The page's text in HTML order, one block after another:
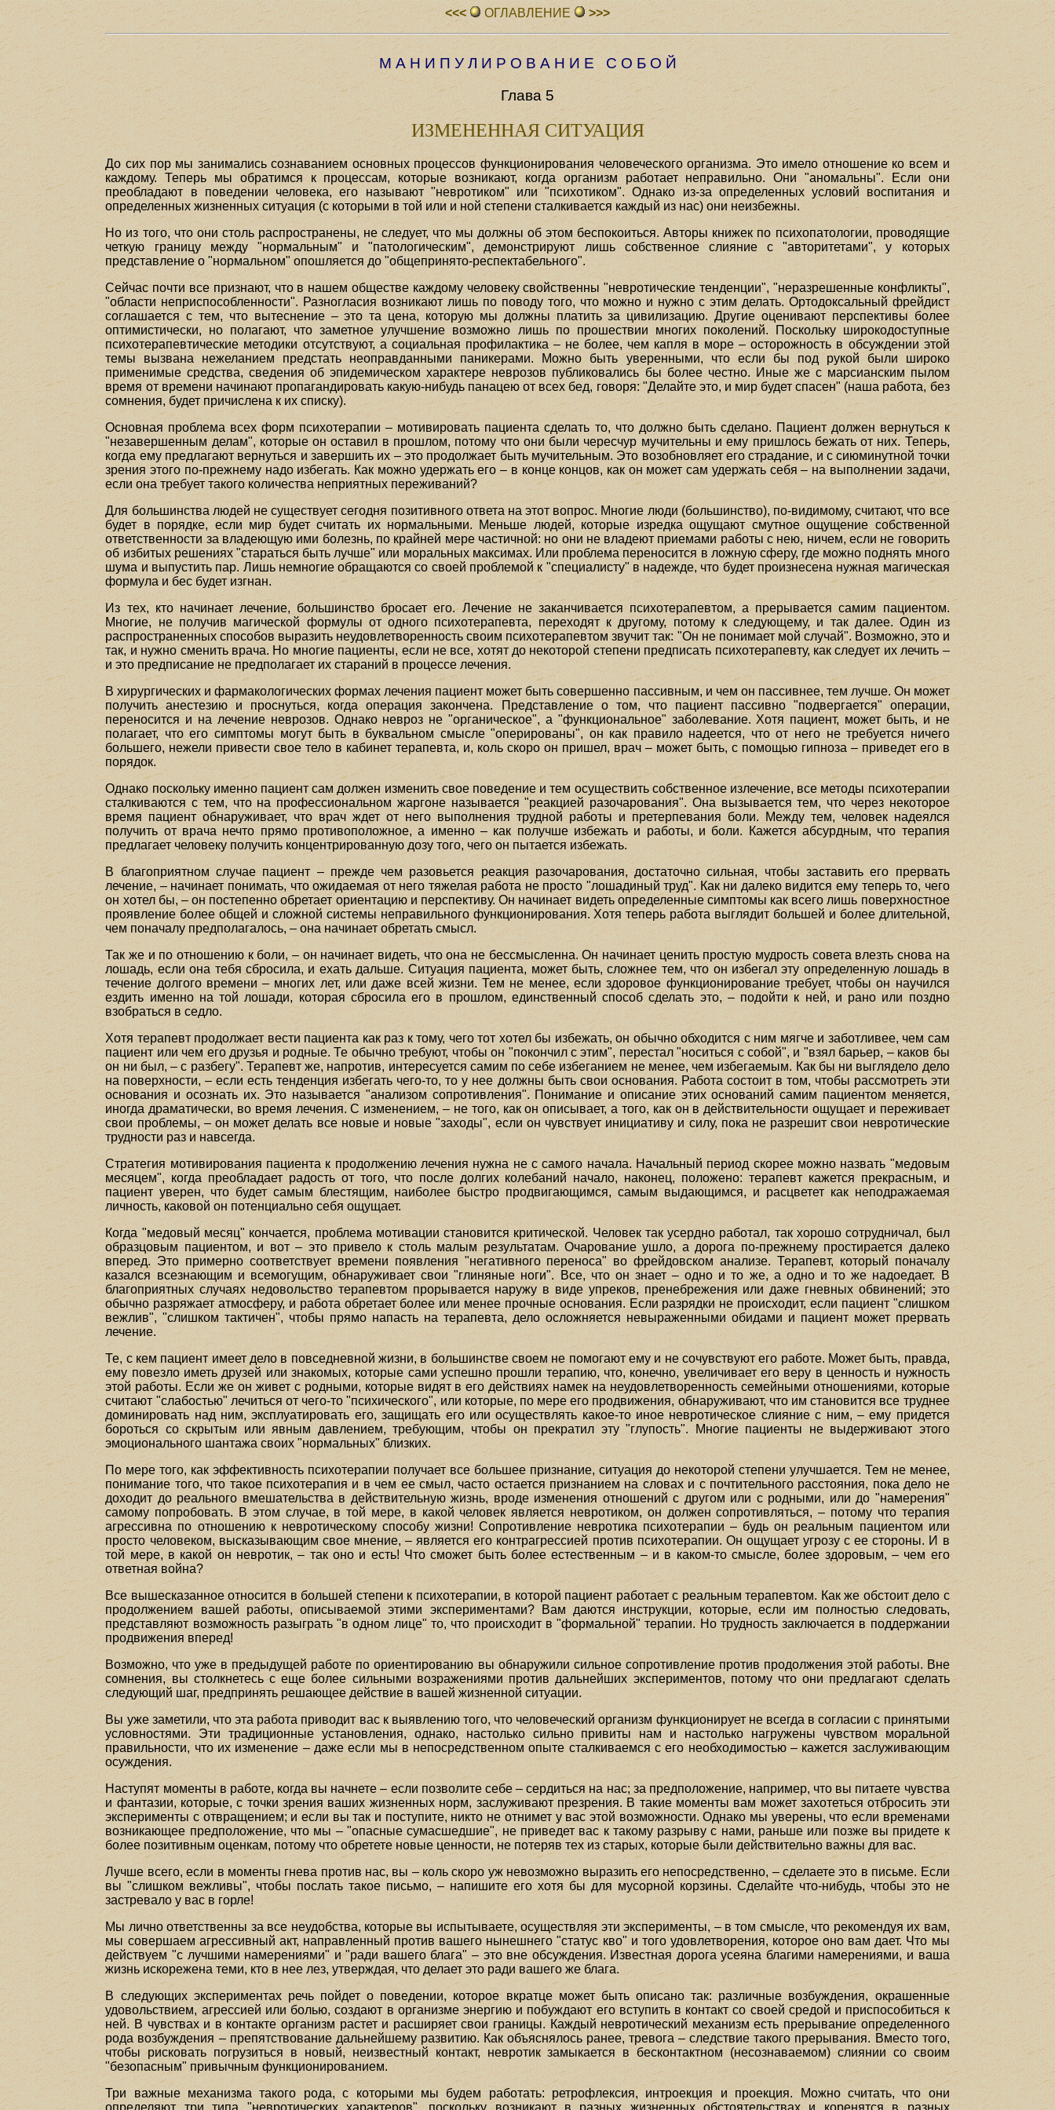
<<< ОГЛАВЛЕHИЕ >>>
М А Н И П У Л И Р О В А Н И Е С О Б О Й
Глава 5
ИЗМЕНЕННАЯ СИТУАЦИЯ
До сих пор мы занимались сознаванием основных процессов функционирования человеческого организма. Это имело отношение ко всем и
каждому. Теперь мы обратимся к процессам, которые возникают, когда организм работает неправильно. Они "аномальны". Если они
преобладают в поведении человека, его называют "невротиком" или "психотиком". Однако из-за определенных условий воспитания и
определенных жизненных ситуация (с которыми в той или и ной степени сталкивается каждый из нас) они неизбежны.
Но из того, что они столь распространены, не следует, что мы должны об этом беспокоиться. Авторы книжек по психопатологии, проводящие
четкую границу между "нормальным" и "патологическим", демонстрируют лишь собственное слияние с "авторитетами", у которых
представление о "нормальном" опошляется до "общепринято-респектабельного".
Сейчас почти все признают, что в нашем обществе каждому человеку свойственны "невротические тенденции", "неразрешенные конфликты",
"области неприспособленности". Разногласия возникают лишь по поводу того, что можно и нужно с этим делать. Ортодоксальный фрейдист
соглашается с тем, что вытеснение – это та цена, которую мы должны платить за цивилизацию. Другие оценивают перспективы более
оптимистически, но полагают, что заметное улучшение возможно лишь по прошествии многих поколений. Поскольку широкодоступные
психотерапевтические методики отсутствуют, а социальная профилактика – не более, чем капля в море – осторожность в обсуждении этой
темы вызвана нежеланием предстать неоправданными паникерами. Можно быть уверенными, что если бы под рукой были широко
применимые средства, сведения об эпидемическом характере неврозов публиковались бы более честно. Иные же с марсианским пылом
время от времени начинают пропагандировать какую-нибудь панацею от всех бед, говоря: "Делайте это, и мир будет спасен" (наша работа, без
сомнения, будет причислена к их списку).
Основная проблема всех форм психотерапии – мотивировать пациента сделать то, что должно быть сделано. Пациент должен вернуться к
"незавершенным делам", которые он оставил в прошлом, потому что они были чересчур мучительны и ему пришлось бежать от них. Теперь,
когда ему предлагают вернуться и завершить их – это продолжает быть мучительным. Это возобновляет его страдание, и с сиюминутной точки
зрения этого по-прежнему надо избегать. Как можно удержать его – в конце концов, как он может сам удержать себя – на выполнении задачи,
если она требует такого количества неприятных переживаний?
Для большинства людей не существует сегодня позитивного ответа на этот вопрос. Многие люди (большинство), по-видимому, считают, что все
будет в порядке, если мир будет считать их нормальными. Меньше людей, которые изредка ощущают смутное ощущение собственной
ответственности за владеющую ими болезнь, по крайней мере частичной: но они не владеют приемами работы с нею, ничем, если не говорить
об избитых решениях "стараться быть лучше" или моральных максимах. Или проблема переносится в ложную сферу, где можно поднять много
шума и выпустить пар. Лишь немногие обращаются со своей проблемой к "специалисту" в надежде, что будет произнесена нужная магическая
формула и бес будет изгнан.
Из тех, кто начинает лечение, большинство бросает его. Лечение не заканчивается психотерапевтом, а прерывается самим пациентом.
Многие, не получив магической формулы от одного психотерапевта, переходят к другому, потому к следующему, и так далее. Один из
распространенных способов выразить неудовлетворенность своим психотерапевтом звучит так: "Он не понимает мой случай". Возможно, это и
так, и нужно сменить врача. Но многие пациенты, если не все, хотят до некоторой степени предписать психотерапевту, как следует их лечить –
и это предписание не предполагает их стараний в процессе лечения.
В хирургических и фармакологических формах лечения пациент может быть совершенно пассивным, и чем он пассивнее, тем лучше. Он может
получить анестезию и проснуться, когда операция закончена. Представление о том, что пациент пассивно "подвергается" операции,
переносится и на лечение неврозов. Однако невроз не "органическое", а "функциональное" заболевание. Хотя пациент, может быть, и не
полагает, что его симптомы могут быть в буквальном смысле "оперированы", он как правило надеется, что от него не требуется ничего
большего, нежели привести свое тело в кабинет терапевта, и, коль скоро он пришел, врач – может быть, с помощью гипноза – приведет его в
порядок.
Однако поскольку именно пациент сам должен изменить свое поведение и тем осуществить собственное излечение, все методы психотерапии
сталкиваются с тем, что на профессиональном жаргоне называется "реакцией разочарования". Она вызывается тем, что через некоторое
время пациент обнаруживает, что врач ждет от него выполнения трудной работы и претерпевания боли. Между тем, человек надеялся
получить от врача нечто прямо противоположное, а именно – как получше избежать и работы, и боли. Кажется абсурдным, что терапия
предлагает человеку получить концентрированную дозу того, чего он пытается избежать.
В благоприятном случае пациент – прежде чем разовьется реакция разочарования, достаточно сильная, чтобы заставить его прервать
лечение, – начинает понимать, что ожидаемая от него тяжелая работа не просто "лошадиный труд". Как ни далеко видится ему теперь то, чего
он хотел бы, – он постепенно обретает ориентацию и перспективу. Он начинает видеть определенные симптомы как всего лишь поверхностное
проявление более общей и сложной системы неправильного функционирования. Хотя теперь работа выглядит большей и более длительной,
чем поначалу предполагалось, – она начинает обретать смысл.
Так же и по отношению к боли, – он начинает видеть, что она не бессмысленна. Он начинает ценить простую мудрость совета влезть снова на
лошадь, если она тебя сбросила, и ехать дальше. Ситуация пациента, может быть, сложнее тем, что он избегал эту определенную лошадь в
течение долгого времени – многих лет, или даже всей жизни. Тем не менее, если здоровое функционирование требует, чтобы он научился
ездить именно на той лошади, которая сбросила его в прошлом, единственный способ сделать это, – подойти к ней, и рано или поздно
взобраться в седло.
Хотя терапевт продолжает вести пациента как раз к тому, чего тот хотел бы избежать, он обычно обходится с ним мягче и заботливее, чем сам
пациент или чем его друзья и родные. Те обычно требуют, чтобы он "покончил с этим", перестал "носиться с собой", и "взял барьер, – каков бы
он ни был, – с разбегу". Терапевт же, напротив, интересуется самим по себе избеганием не менее, чем избегаемым. Как бы ни выглядело дело
на поверхности, – если есть тенденция избегать чего-то, то у нее должны быть свои основания. Работа состоит в том, чтобы рассмотреть эти
основания и осознать их. Это называется "анализом сопротивления". Понимание и описание этих оснований самим пациентом меняется,
иногда драматически, во время лечения. С изменением, – не того, как он описывает, а того, как он в действительности ощущает и переживает
свои проблемы, – он может делать все новые и новые "заходы", если он чувствует инициативу и силу, пока не разрешит свои невротические
трудности раз и навсегда.
Стратегия мотивирования пациента к продолжению лечения нужна не с самого начала. Начальный период скорее можно назвать "медовым
месяцем", когда преобладает радость от того, что после долгих колебаний начало, наконец, положено: терапевт кажется прекрасным, и
пациент уверен, что будет самым блестящим, наиболее быстро продвигающимся, самым выдающимся, и расцветет как неподражаемая
личность, каковой он потенциально себя ощущает.
Когда "медовый месяц" кончается, проблема мотивации становится критической. Человек так усердно работал, так хорошо сотрудничал, был
образцовым пациентом, и вот – это привело к столь малым результатам. Очарование ушло, а дорога по-прежнему простирается далеко
вперед. Это примерно соответствует времени появления "негативного переноса" во фрейдовском анализе. Терапевт, который поначалу
казался всезнающим и всемогущим, обнаруживает свои "глиняные ноги". Все, что он знает – одно и то же, а одно и то же надоедает. В
благоприятных случаях недовольство терапевтом прорывается наружу в виде упреков, пренебрежения или даже гневных обвинений; это
обычно разряжает атмосферу, и работа обретает более или менее прочные основания. Если разрядки не происходит, если пациент "слишком
вежлив", "слишком тактичен", чтобы прямо напасть на терапевта, дело осложняется невыраженными обидами и пациент может прервать
лечение.
Те, с кем пациент имеет дело в повседневной жизни, в большинстве своем не помогают ему и не сочувствуют его работе. Может быть, правда,
ему повезло иметь друзей или знакомых, которые сами успешно прошли терапию, что, конечно, увеличивает его веру в ценность и нужность
этой работы. Если же он живет с родными, которые видят в его действиях намек на неудовлетворенность семейными отношениями, которые
считают "слабостью" лечиться от чего-то "психического", или которые, по мере его продвижения, обнаруживают, что им становится все труднее
доминировать над ним, эксплуатировать его, защищать его или осуществлять какое-то иное невротическое слияние с ним, – ему придется
бороться со скрытым или явным давлением, требующим, чтобы он прекратил эту "глупость". Многие пациенты не выдерживают этого
эмоционального шантажа своих "нормальных" близких.
По мере того, как эффективность психотерапии получает все большее признание, ситуация до некоторой степени улучшается. Тем не менее,
понимание того, что такое психотерапия и в чем ее смыл, часто остается признанием на словах и с почтительного расстояния, пока дело не
доходит до реального вмешательства в действительную жизнь, вроде изменения отношений с другом или с родными, или до "намерения"
самому попробовать. В этом случае, в той мере, в какой человек является невротиком, он должен сопротивляться, – потому что терапия
агрессивна по отношению к невротическому способу жизни! Сопротивление невротика психотерапии – будь он реальным пациентом или
просто человеком, высказывающим свое мнение, – является его контрагрессией против психотерапии. Он ощущает угрозу с ее стороны. И в
той мере, в какой он невротик, – так оно и есть! Что сможет быть более естественным – и в каком-то смысле, более здоровым, – чем его
ответная война?
Все вышесказанное относится в большей степени к психотерапии, в которой пациент работает с реальным терапевтом. Как же обстоит дело с
продолжением вашей работы, описываемой этими экспериментами? Вам даются инструкции, которые, если им полностью следовать,
представляют возможность разыграть "в одном лице" то, что происходит в "формальной" терапии. Но трудность заключается в поддержании
продвижения вперед!
Возможно, что уже в предыдущей работе по ориентированию вы обнаружили сильное сопротивление против продолжения этой работы. Вне
сомнения, вы столкнетесь с еще более сильными возражениями против дальнейших экспериментов, потому что они предлагают сделать
следующий шаг, предпринять решающее действие в вашей жизненной ситуации.
Вы уже заметили, что эта работа приводит вас к выявлению того, что человеческий организм функционирует не всегда в согласии с принятыми
условностями. Эти традиционные установления, однако, настолько сильно привиты нам и настолько нагружены чувством моральной
правильности, что их изменение – даже если мы в непосредственном опыте сталкиваемся с его необходимостью – кажется заслуживающим
осуждения.
Наступят моменты в работе, когда вы начнете – если позволите себе – сердиться на нас; за предположение, например, что вы питаете чувства
и фантазии, которые, с точки зрения ваших жизненных норм, заслуживают презрения. В такие моменты вам может захотеться отбросить эти
эксперименты с отвращением; и если вы так и поступите, никто не отнимет у вас этой возможности. Однако мы уверены, что если временами
возникающее предположение, что мы – "опасные сумасшедшие", не приведет вас к такому разрыву с нами, раньше или позже вы придете к
более позитивным оценкам, потому что обретете новые ценности, не потеряв тех из старых, которые были действительно важны для вас.
Лучше всего, если в моменты гнева против нас, вы – коль скоро уж невозможно выразить его непосредственно, – сделаете это в письме. Если
вы "слишком вежливы", чтобы послать такое письмо, – напишите его хотя бы для мусорной корзины. Сделайте что-нибудь, чтобы это не
застревало у вас в горле!
Мы лично ответственны за все неудобства, которые вы испытываете, осуществляя эти эксперименты, – в том смысле, что рекомендуя их вам,
мы совершаем агрессивный акт, направленный против вашего нынешнего "статус кво" и того удовлетворения, которое оно вам дает. Что мы
действуем "с лучшими намерениями" и "ради вашего блага" – это вне обсуждения. Известная дорога усеяна благими намерениями, и ваша
жизнь искорежена теми, кто в нее лез, утверждая, что делает это ради вашего же блага.
В следующих экспериментах речь пойдет о поведении, которое вкратце может быть описано так: различные возбуждения, окрашенные
удовольствием, агрессией или болью, создают в организме энергию и побуждают его вступить в контакт со своей средой и приспособиться к
ней. В чувствах и в контакте организм растет и расширяет свои границы. Каждый невротический механизм есть прерывание определенного
рода возбуждения – препятствование дальнейшему развитию. Как объяснялось ранее, тревога – следствие такого прерывания. Вместо того,
чтобы рисковать погрузиться в новый, неизвестный контакт, невротик замыкается в бесконтактном (несознаваемом) слиянии со своим
"безопасным" привычным функционированием.
Три важные механизма такого рода, с которыми мы будем работать: ретрофлексия, интроекция и проекция. Можно считать, что они
определяют три типа "невротических характеров", поскольку возникают в разных жизненных обстоятельствах и коренятся в разных